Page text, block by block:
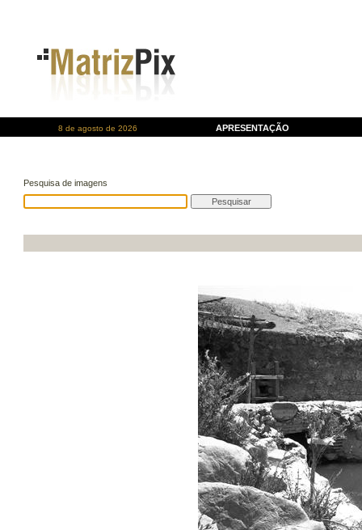
8 de agosto de 2026 APRESENTAÇÃO
Pesquisa de imagens